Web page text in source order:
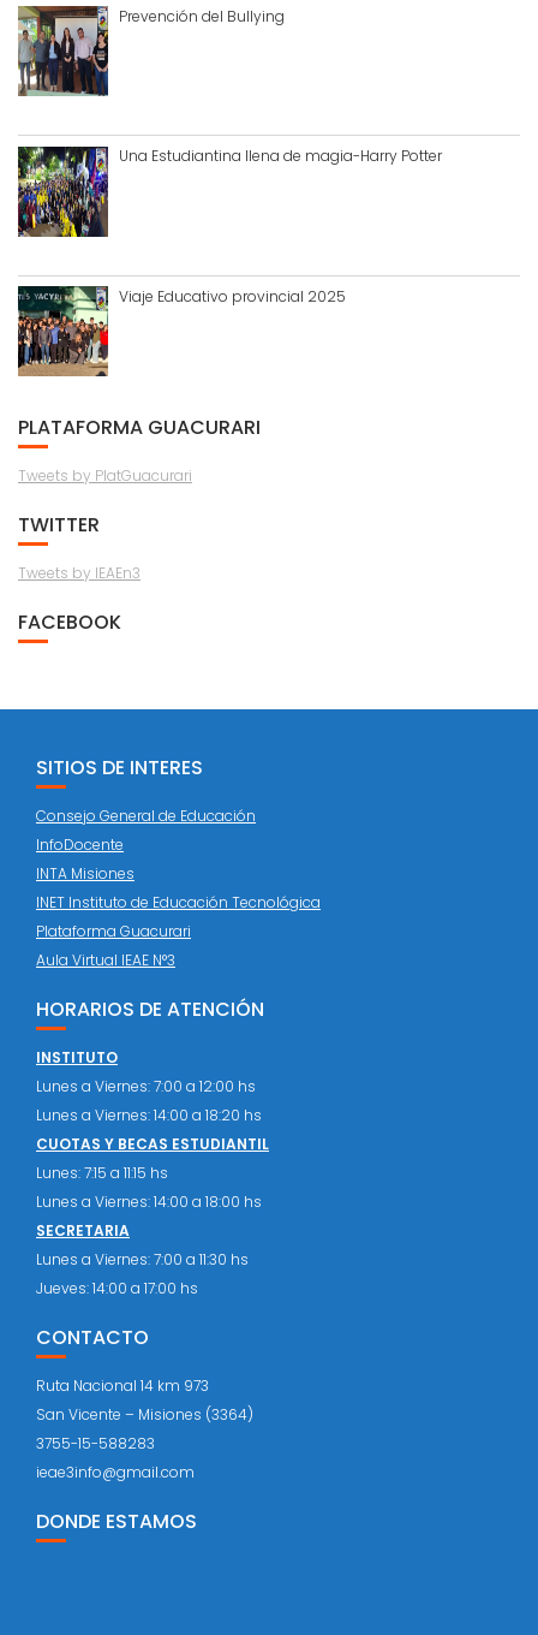
Prevención del Bullying
Una Estudiantina llena de magia-Harry Potter
Viaje Educativo provincial 2025
PLATAFORMA GUACURARI
Tweets by PlatGuacurari
TWITTER
Tweets by IEAEn3
FACEBOOK
SITIOS DE INTERES
Consejo General de Educación
InfoDocente
INTA Misiones
INET Instituto de Educación Tecnológica
Plataforma Guacurari
Aula Virtual IEAE N°3
HORARIOS DE ATENCIÓN
INSTITUTO
Lunes a Viernes: 7:00 a 12:00 hs
Lunes a Viernes: 14:00 a 18:20 hs
CUOTAS Y BECAS ESTUDIANTIL
Lunes: 7:15 a 11:15 hs
Lunes a Viernes: 14:00 a 18:00 hs
SECRETARIA
Lunes a Viernes: 7:00 a 11:30 hs
Jueves: 14:00 a 17:00 hs
CONTACTO
Ruta Nacional 14 km 973
San Vicente – Misiones (3364)
3755-15-588283
ieae3info@gmail.com
DONDE ESTAMOS